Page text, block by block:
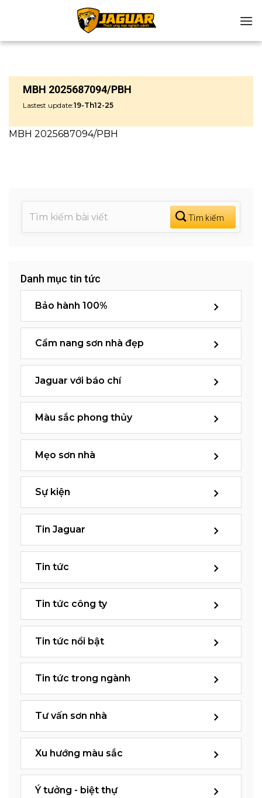
MBH 2025687094/PBH
Lastest update:19-Th12-25
MBH 2025687094/PBH
Danh mục tin tức
Bảo hành 100%
Cẩm nang sơn nhà đẹp
Jaguar với báo chí
Màu sắc phong thủy
Mẹo sơn nhà
Sự kiện
Tin Jaguar
Tin tức
Tin tức công ty
Tin tức nổi bật
Tin tức trong ngành
Tư vấn sơn nhà
Xu hướng màu sắc
Ý tưởng - biệt thự